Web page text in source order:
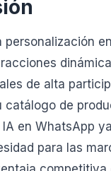
personalización
de alta
catálogo de
en WhatsApp
para las
Agente de
Respuestas
WhatsApp